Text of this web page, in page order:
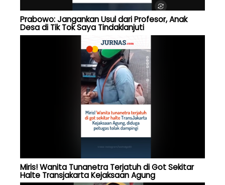
Prabowo: Jangankan Usul dari Profesor, Anak
Desa di Tik Tok Saya Tindaklanjuti
Miris! Wanita Tunanetra Terjatuh di Got Sekitar
Halte Transjakarta Kejaksaan Agung